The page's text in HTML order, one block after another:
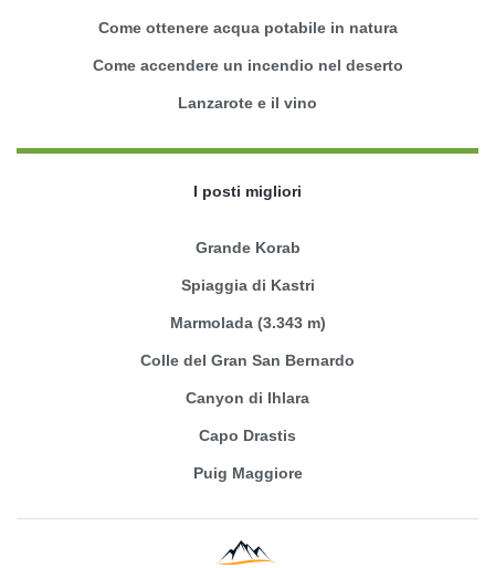
Come ottenere acqua potabile in natura
Come accendere un incendio nel deserto
Lanzarote e il vino
I posti migliori
Grande Korab
Spiaggia di Kastri
Marmolada (3.343 m)
Colle del Gran San Bernardo
Canyon di Ihlara
Capo Drastis
Puig Maggiore